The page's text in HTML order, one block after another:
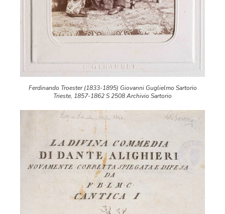
Ferdinando Troester (1833-1895) Giovanni Guglielmo Sartorio
Trieste, 1857-1862 S 2508 Archivio Sartorio